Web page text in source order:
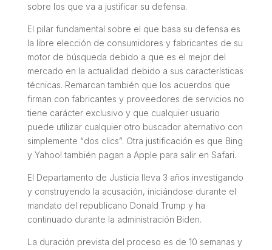
sobre los que va a justificar su defensa.
El pilar fundamental sobre el que basa su defensa es
la libre elección de consumidores y fabricantes de su
motor de búsqueda debido a que es el mejor del
mercado en la actualidad debido a sus características
técnicas. Remarcan también que los acuerdos que
firman con fabricantes y proveedores de servicios no
tiene carácter exclusivo y que cualquier usuario
puede utilizar cualquier otro buscador alternativo con
simplemente “dos clics”. Otra justificación es que Bing
y Yahoo! también pagan a Apple para salir en Safari.
El Departamento de Justicia lleva 3 años investigando
y construyendo la acusación, iniciándose durante el
mandato del republicano Donald Trump y ha
continuado durante la administración Biden.
La duración prevista del proceso es de 10 semanas y